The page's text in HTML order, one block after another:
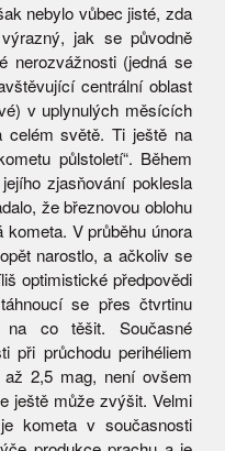
nebylo vůbec jisté, zda
jak se původně
nerozvážnosti (jedná se
centrální oblast
v uplynulých měsících
celém světě. Ti ještě na
půlstoletí“. Během
zjasňování poklesla
že březnovou oblohu
kometa. V průběhu února
narostlo, a ačkoliv se
optimistické předpovědi
se přes čtvrtinu
na co těšit. Současné
při průchodu perihéliem
2,5 mag, není ovšem
ještě může zvýšit. Velmi
kometa v současnosti